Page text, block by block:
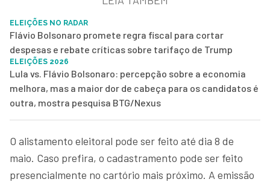
ELEIÇÕES NO RADAR
Flávio Bolsonaro promete regra fiscal para cortar
despesas e rebate críticas sobre tarifaço de Trump
ELEIÇÕES 2026
Lula vs. Flávio Bolsonaro: percepção sobre a economia
melhora, mas a maior dor de cabeça para os candidatos é
outra, mostra pesquisa BTG/Nexus
O alistamento eleitoral pode ser feito até dia 8 de
maio. Caso prefira, o cadastramento pode ser feito
presencialmente no cartório mais próximo. A emissão